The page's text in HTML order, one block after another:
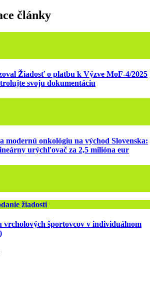
články
Žiadosť o platbu k Výzve MoF-4/2025
svoju dokumentáciu
modernú onkológiu na východ Slovenska:
urýchľovač za 2,5 milióna eur
žiadosti
vrcholových športovcov v individuálnom